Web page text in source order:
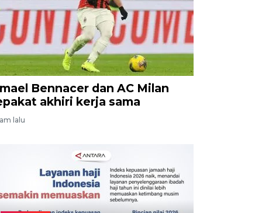
Bennacer dan AC Milan
akhiri kerja sama
lalu